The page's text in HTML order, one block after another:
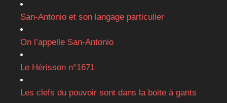
San-Antonio et son langage particulier
On l’appelle San-Antonio
Le Hérisson n°1671
Les clefs du pouvoir sont dans la boite à gants